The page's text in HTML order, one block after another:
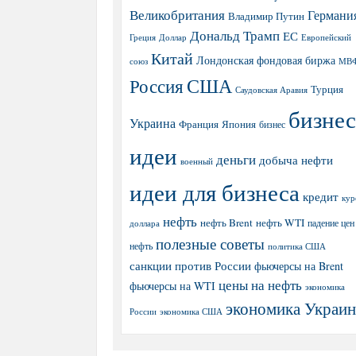
Великобритания Владимир Путин
Греция Доллар Дональд Трамп ЕС Европейский
союз Китай Лондонская фондовая биржа
РоссияСША Саудовская Аравия Турция
Украина Франция Япония бизнес бизнес
идеи военный деньги добыча нефти
идеи для бизнеса кредит
доллара нефть нефть Brent нефть WTI падение
нефть полезные советы политика США
санкции против России фьючерсы на Brent
фьючерсы на WTI цены на нефть экономика
России экономика США экономика